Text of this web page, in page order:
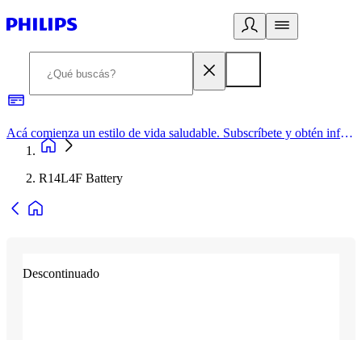
Acá comienza un estilo de vida saludable. Subscríbete y obtén información de primera mano
R14L4F Battery
Descontinuado